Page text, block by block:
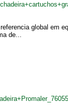
global
de...